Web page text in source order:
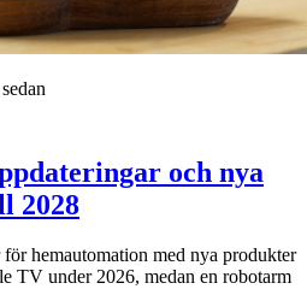
och nya
2028
hemautomation med nya produkter
TV under 2026, medan en robotarm